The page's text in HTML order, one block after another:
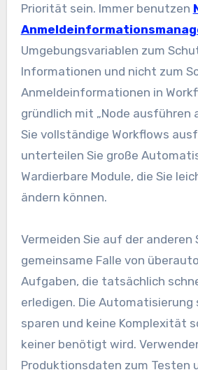
Priorität sein. Immer benutzen
Umgebungsvariablen zum
Informationen und nicht zum
Anmeldeinformationen in
gründlich mit „Node ausführen
Sie vollständige Workflows
unterteilen Sie große
Wardierbare Module, die Sie
ändern können.
Vermeiden Sie auf der anderen
gemeinsame Falle von
Aufgaben, die tatsächlich
erledigen. Die
sparen und keine Komplexität
keiner benötigt wird.
Produktionsdaten zum Testen